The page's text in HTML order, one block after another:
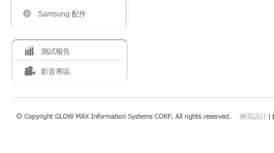
Samsung 配件
測試報告
影音專區
網頁設計 |